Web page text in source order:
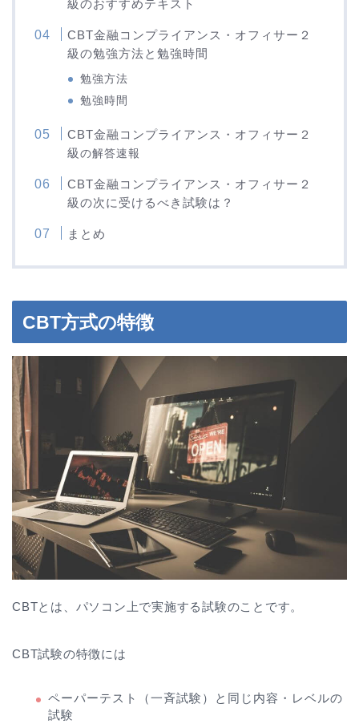
級のおすすめテキスト
CBT金融コンプライアンス・オフィサー２
級の勉強方法と勉強時間
勉強方法
勉強時間
CBT金融コンプライアンス・オフィサー２
級の解答速報
CBT金融コンプライアンス・オフィサー２
級の次に受けるべき試験は？
まとめ
CBT方式の特徴
CBTとは、パソコン上で実施する試験のことです。
CBT試験の特徴には
ペーパーテスト（一斉試験）と同じ内容・レベルの
試験